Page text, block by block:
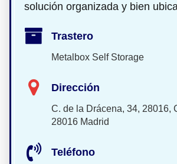
solución organizada y bien
Trastero
Metalbox Self Storage
Dirección
C. de la Drácena, 34, 28016,
28016 Madrid
Teléfono